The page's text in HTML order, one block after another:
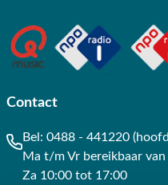
Contact
Bel: 0488 - 441220
Ma t/m Vr bereikbaar
Za 10:00 tot 17:00